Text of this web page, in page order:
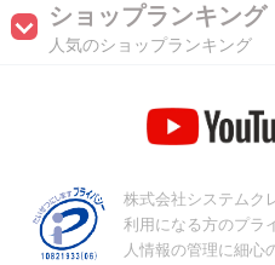
ショップランキング
人気のショップランキング
株式会社システムク
利用になる方のプラ
人情報の管理に細心